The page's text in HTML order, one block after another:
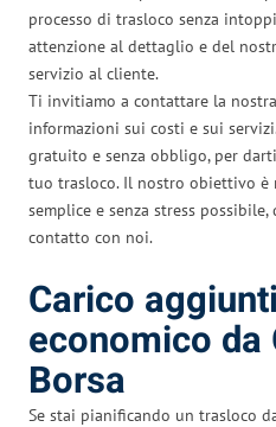
processo di trasloco senza
attenzione al dettaglio e del
servizio al cliente.
Ti invitiamo a contattare la
informazioni sui costi e sui
gratuito e senza obbligo, per
tuo trasloco. Il nostro obiettivo
semplice e senza stress
contatto con noi.
Carico
economico da
Borsa
Se stai pianificando un trasloco